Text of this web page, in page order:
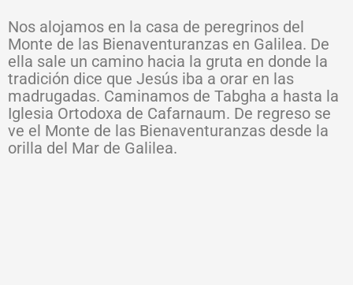
Nos alojamos en la casa de peregrinos del
Monte de las Bienaventuranzas en Galilea. De
ella sale un camino hacia la gruta en donde la
tradición dice que Jesús iba a orar en las
madrugadas. Caminamos de Tabgha a hasta la
Iglesia Ortodoxa de Cafarnaum. De regreso se
ve el Monte de las Bienaventuranzas desde la
orilla del Mar de Galilea.